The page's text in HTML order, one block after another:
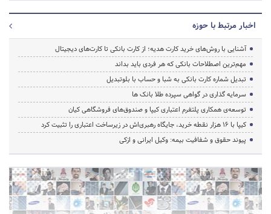
اخبار مرتبط با حوزه
آشنایی با روش‌های خرید کارت هدیه؛ از کارت بانکی تا کارت‌های دیجیتال
مهم‌ترین اصطلاحات بانکی که هر فردی باید بداند
تبدیل شماره کارت بانکی به شبا و حساب با بلوتبدیل
سرمایه گذاری در گواهی سپرده طلا بانک ها
توسعه‌ی همکاری‌ پلتفرم اعتباری کیپا و صندوق‌های فروشگاهی کیان
کیپا با ۱۶ هزار نقطه خرید، جایگاه رهبری‌اش در زیرساخت اعتباری را تثبیت کرد
پیوند حقوق و شفافیت بیمه: وکیل ایرانی و ازکی